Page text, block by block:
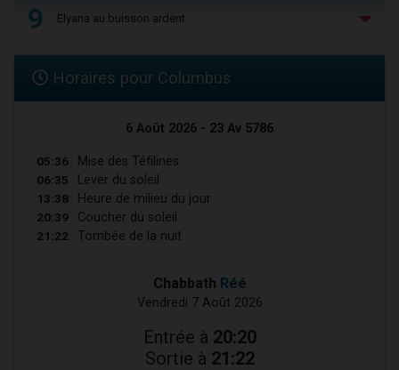
9 Elyana au buisson ardent
Horaires pour Columbus
6 Août 2026 - 23 Av 5786
05:36 Mise des Téfilines
06:35 Lever du soleil
13:38 Heure de milieu du jour
20:39 Coucher du soleil
21:22 Tombée de la nuit
Chabbath Réé
Vendredi 7 Août 2026
Entrée à 20:20
Sortie à 21:22